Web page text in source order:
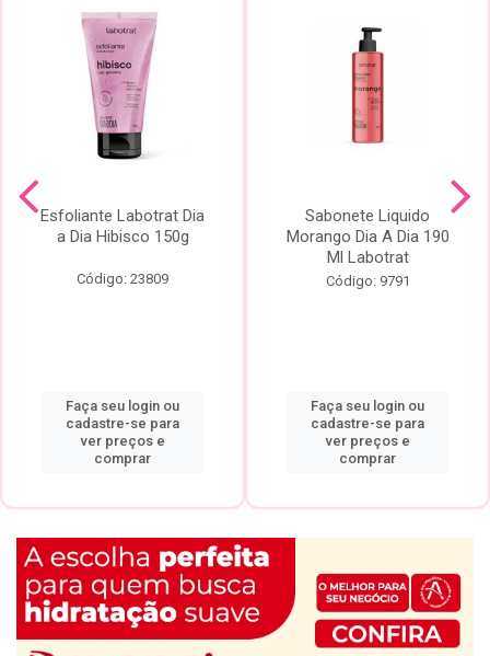
Esfoliante Labotrat Dia
a Dia Hibisco 150g
Código: 23809
Faça seu login ou
cadastre-se para
ver preços e
comprar
Sabonete Liquido
Morango Dia A Dia 190
Ml Labotrat
Código: 9791
Faça seu login ou
cadastre-se para
ver preços e
comprar